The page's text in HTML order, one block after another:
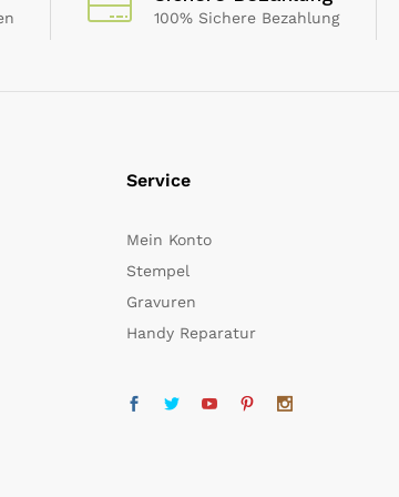
100% Sichere Bezahlung
Service
Mein Konto
Stempel
Gravuren
Handy Reparatur